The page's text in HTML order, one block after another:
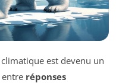
est devenu un
réponses